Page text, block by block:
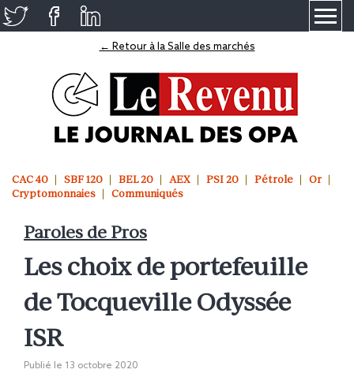
← Retour à la Salle des marchés
CAC 40 SBF 120 BEL 20 AEX PSI 20 Pétrole
Or
Cryptomonnaies
Communiqués
Paroles de Pros
Les choix de portefeuille
de Tocqueville Odyssée
ISR
Publié le 13 octobre 2020